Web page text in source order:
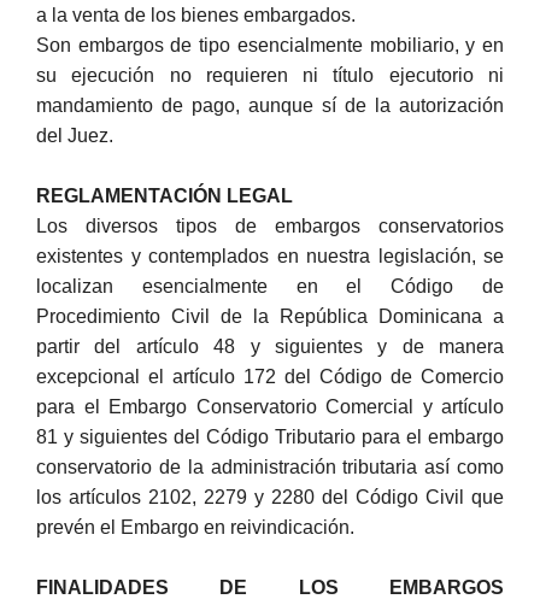
a la venta de los bienes embargados.
Son embargos de tipo esencialmente mobiliario, y en
su ejecución no requieren ni título ejecutorio ni
mandamiento de pago, aunque sí de la autorización
del Juez.
REGLAMENTACIÓN LEGAL
Los diversos tipos de embargos conservatorios
existentes y contemplados en nuestra legislación, se
localizan esencialmente en el Código de
Procedimiento Civil de la República Dominicana a
partir del artículo 48 y siguientes y de manera
excepcional el artículo 172 del Código de Comercio
para el Embargo Conservatorio Comercial y artículo
81 y siguientes del Código Tributario para el embargo
conservatorio de la administración tributaria así como
los artículos 2102, 2279 y 2280 del Código Civil que
prevén el Embargo en reivindicación.
FINALIDADES DE LOS EMBARGOS